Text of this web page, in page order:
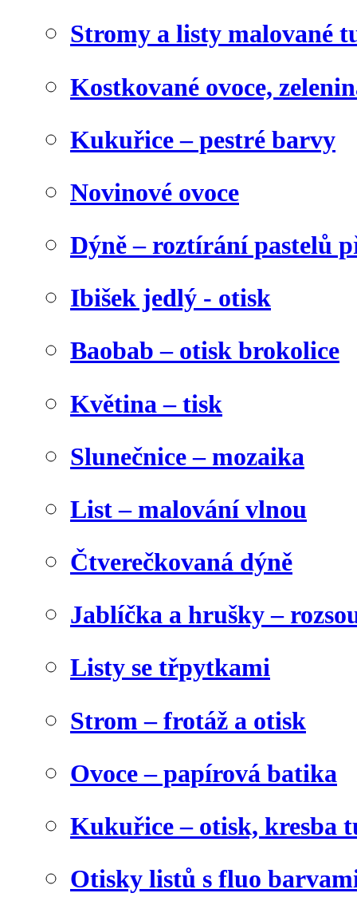
Stromy a listy malované
Kostkované ovoce,
Kukuřice – pestré barvy
Novinové ovoce
Dýně – roztírání pastelů
Ibišek jedlý - otisk
Baobab – otisk brokolice
Květina – tisk
Slunečnice – mozaika
List – malování vlnou
Čtverečkovaná dýně
Jablíčka a hrušky –
Listy se třpytkami
Strom – frotáž a otisk
Ovoce – papírová batika
Kukuřice – otisk, kresba
Otisky listů s fluo